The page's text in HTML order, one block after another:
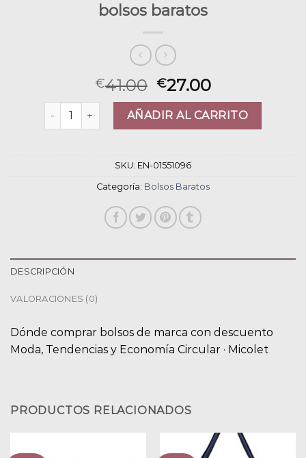
bolsos baratos
€41.00 €27.00
bolsos baratos cantidadAÑADIR AL CARRITO
SKU: EN-01551096
Categoría: Bolsos Baratos
DESCRIPCIÓN
VALORACIONES (0)
Dónde comprar bolsos de marca con descuento
Moda, Tendencias y Economía Circular · Micolet
PRODUCTOS RELACIONADOS